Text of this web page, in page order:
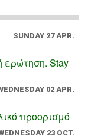
SUNDAY 27 APR.
ερώτηση. Stay
02 APR.
προορισμό
23 OCT.